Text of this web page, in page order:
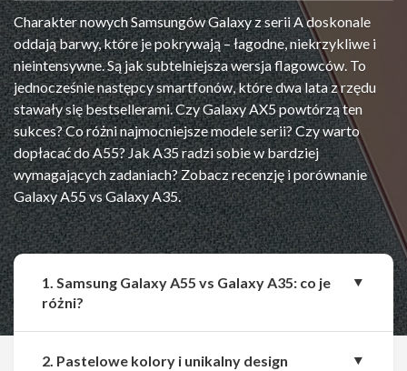
Charakter nowych Samsungów Galaxy z serii A doskonale
oddają barwy, które je pokrywają – łagodne, niekrzykliwe i
nieintensywne. Są jak subtelniejsza wersja flagowców. To
jednocześnie następcy smartfonów, które dwa lata z rzędu
stawały się bestsellerami. Czy Galaxy AX5 powtórzą ten
sukces? Co różni najmocniejsze modele serii? Czy warto
dopłacać do A55? Jak A35 radzi sobie w bardziej
wymagających zadaniach? Zobacz recenzję i porównanie
Galaxy A55 vs Galaxy A35.
1. Samsung Galaxy A55 vs Galaxy A35: co je
różni?
2. Pastelowe kolory i unikalny design